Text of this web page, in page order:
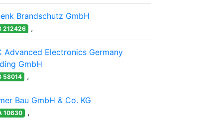
Brandschutz GmbH
212426 ,
Advanced Electronics Germany
GmbH
58014 ,
Bau GmbH & Co. KG
10630 ,